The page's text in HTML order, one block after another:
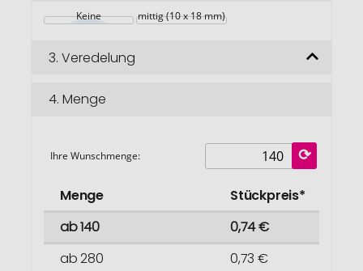
Keine mittig (10 x 18 mm)
3. Veredelung
4. Menge
Ihre Wunschmenge:
Menge
Stückpreis*
ab 140
0,74 €
ab 280
0,73 €